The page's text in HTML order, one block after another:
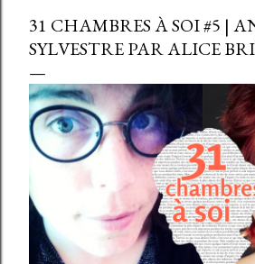
31 CHAMBRES À SOI #5 |
SYLVESTRE PAR ALICE